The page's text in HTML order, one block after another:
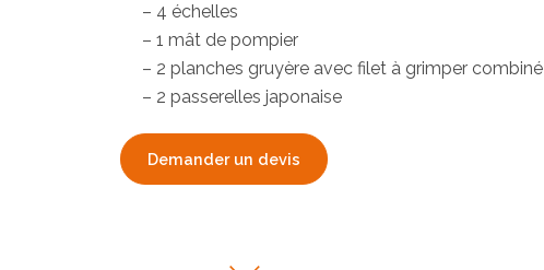
– 4 échelles
– 1 mât de pompier
– 2 planches gruyère avec filet à grimper combiné
– 2 passerelles japonaise
Demander un devis